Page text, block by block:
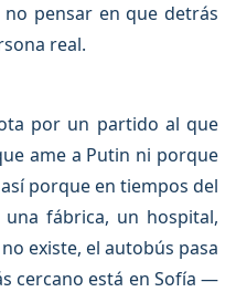
pensar en que detrás
real.
por un partido al que
ame a Putin ni porque
porque en tiempos del
fábrica, un hospital,
existe, el autobús pasa
cercano está en Sofía —